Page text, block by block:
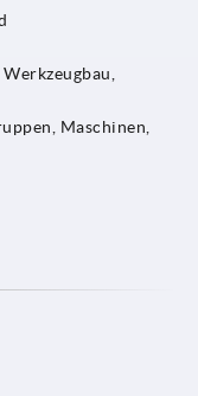
Maschinen,